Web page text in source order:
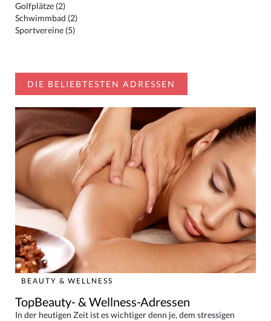
Golfplätze (2)
Schwimmbad (2)
Sportvereine (5)
DIE BELIEBTESTEN ADRESSEN
BEAUTY & WELLNESS
TopBeauty- & Wellness-Adressen
In der heutigen Zeit ist es wichtiger denn je, dem stressigen